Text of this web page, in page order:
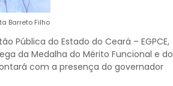
Barreto Filho
Pública do Estado do Ceará – EGPCE,
da Medalha do Mérito Funcional e do
com a presença do governador